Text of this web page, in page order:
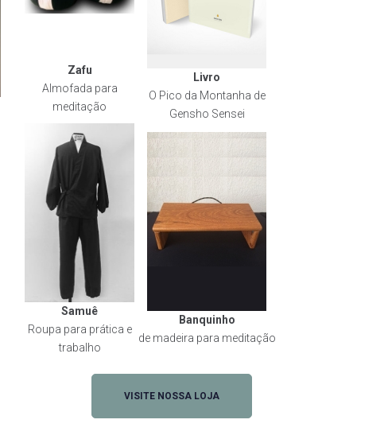
Zafu
Almofada para
meditação
Livro
O Pico da Montanha de
Gensho Sensei
Samuê
Roupa para prática e
trabalho
Banquinho
de madeira para meditação
VISITE NOSSA LOJA